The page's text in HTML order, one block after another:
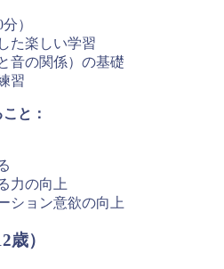
）
た楽しい学習
音の関係）の基礎
習
と：
力の向上
ション意欲の向上
歳）